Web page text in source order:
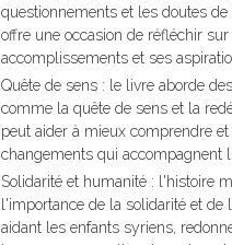
questionnements et les doutes de
offre une occasion de réfléchir
accomplissements et ses
Quête de sens : le livre aborde
comme la quête de sens et la
peut aider à mieux comprendre
changements qui accompagnent
Solidarité et humanité : l'histoire
l'importance de la solidarité et de
aidant les enfants syriens,